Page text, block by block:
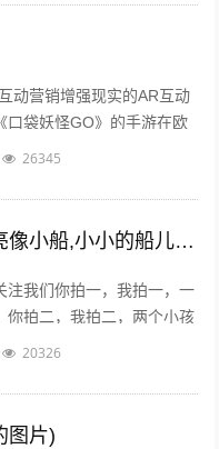
动营销增强现实的AR互动
口袋妖怪GO》的手游在欧
线的中国，
26345
弯弯的月亮像小船(弯弯的月亮像小船,小小的船儿两头尖)
注我们你拍一，我拍一，一
你拍二，我拍二，两个小孩
，我拍三，三个小孩来搬
20326
图片)